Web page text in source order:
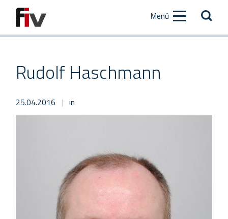
[AK+1]
Hauptnavigation
[AK+2]
Menü
Rudolf Haschmann
25.04.2016 | in